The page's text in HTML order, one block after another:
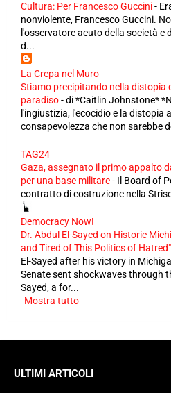
Cultura: Per Francesco Guccini-
nonviolente, Francesco Guccini.
l'osservatore acuto della società e
d...
La Crepa nel Muro
Stiamo precipitando nella distopia
paradiso-di *Caitlin Johnstone*
l'ingiustizia, l'ecocidio e la distopia
consapevolezza che non sarebbe
TAG24
Gaza, assegnato il primo appalto
per una base militare- Il Board of
contratto di costruzione nella
Democracy Now!
Dr. Abdul El-Sayed on Historic
and Tired of This Politics of Hatred"
El-Sayed after his victory in
Senate sent shockwaves through
Sayed, a for...
Mostra tutto
ULTIMI ARTICOLI